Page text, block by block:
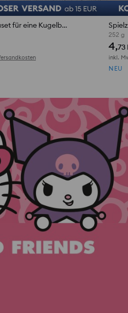
Spielzeug - Bauset für eine Kugelbahn
252 g
4,73
inkl.
NEU